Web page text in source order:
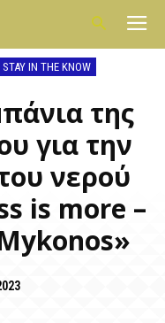
STAY IN THE KNOW
της
για την
νερού
is more –